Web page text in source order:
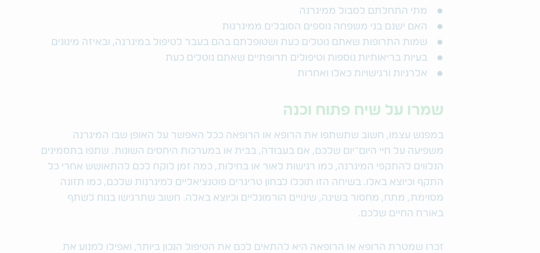
מתי התחלתם לסבול ממיגרנה
האם ישנם בני משפחה נוספים הסובלים ממיגרנות
שמות התרופות שאתם נוטלים כעת ושטופלתם בהם בעבר לטיפול במיגרנה, ובאיזה מינונים
בעיות בריאותיות נוספות וטיפולים תרופתיים שאתם נוטלים כעת
אלרגיות ורגישויות כאלו ואחרות
שמרו על שיח פתוח וכנה
במפגש עצמו, חשוב שתשתפו את הרופא או הרופאה ככל האפשר על האופן שבו המיגרנה
משפיעה על חיי היום־יום שלכם, אם בעבודה, בבית או במערכות היחסים השונות. שתפו בתסמינים
הנלווים להתקפי המיגרנה, כמו רגישות לאור או בחילות, כמה זמן לוקח לכם להתאושש אחרי כל
התקף וכיוצא באלו. בשיחה הזו תוכלו לבחון טריגרים פוטנציאליים למיגרנות שלכם, כמו תזונה
מסוימת, מתח, מחסור בשינה, שינויים הורמונליים וכיוצא באלה. חשוב שתרגישו בנוח לשתף
באורח החיים שלכם.
זכרו שמטרת הרופא או הרופאה היא להתאים לכם את הטיפול הנכון ביותר, ואפילו למנוע את